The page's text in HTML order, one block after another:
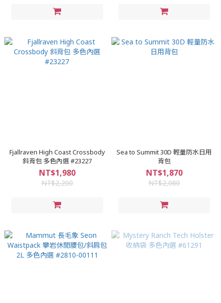
Fjallraven High Coast Crossbody
斜背包 多色內選 #23227
NT$1,980
NT$2,200
Sea to Summit 30D 輕量防水日用
背包
NT$1,870
NT$2,080